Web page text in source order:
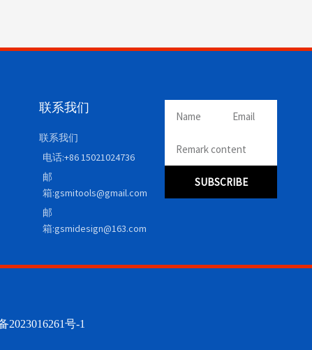
联系我们
联系我们
电话:+86 15021024736
邮
箱:gsmitools@gmail.com
邮
箱:gsmidesign@163.com
SUBSCRIBE
2023016261号-1